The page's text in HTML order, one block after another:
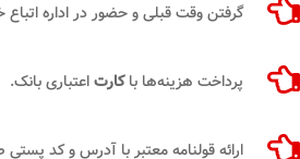
گرفتن وقت قبلی و حضور در اداره اتباع
پرداخت هزینه‌ها باکارتاعتباری بانک.
ارائه قولنامه معتبر با آدرس و کد